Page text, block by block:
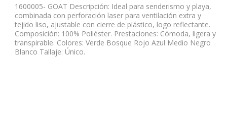
1600005- GOAT Descripción: Ideal para senderismo y playa,
combinada con perforación laser para ventilación extra y
tejido liso, ajustable con cierre de plástico, logo reflectante.
Composición: 100% Poliéster. Prestaciones: Cómoda, ligera y
transpirable. Colores: Verde Bosque Rojo Azul Medio Negro
Blanco Tallaje: Único.